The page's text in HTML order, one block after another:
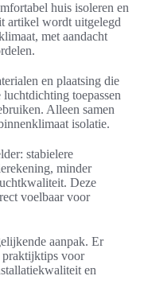
huis isoleren en
artikel wordt uitgelegd
met aandacht
en plaatsing die
toepassen
Alleen samen
isolatie.
stabielere
minder
Deze
voelbaar voor
aanpak. Er
praktijktips voor
en